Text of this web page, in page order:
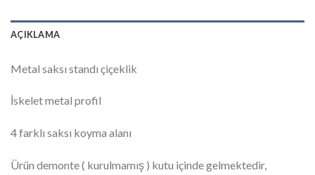
AÇIKLAMA
Metal saksı standı çiçeklik
İskelet metal profil
4 farklı saksı koyma alanı
Ürün demonte ( kurulmamış ) kutu içinde gelmektedir,